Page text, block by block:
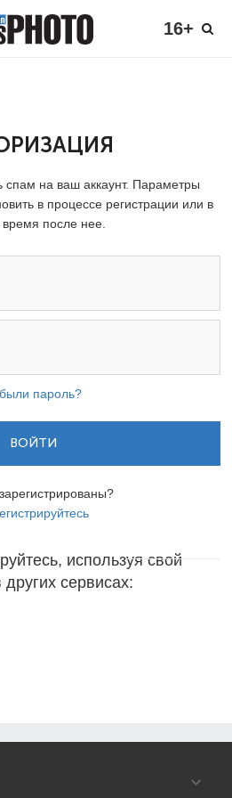
16+
на ваш аккаунт. Параметры
в процессе регистрации или в
после нее.
пароль?
ВОЙТИ
используя свой
других сервисах: